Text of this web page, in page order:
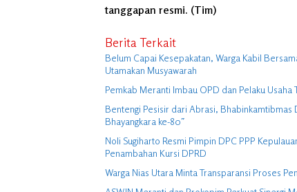
tanggapan resmi. (Tim)
Berita Terkait
Belum Capai Kesepakatan, Warga Kabil
Utamakan Musyawarah
Pemkab Meranti Imbau OPD dan Pelaku
Bentengi Pesisir dari Abrasi, Bhabinkamtibmas
Bhayangkara ke-80″
Noli Sugiharto Resmi Pimpin DPC PPP
Penambahan Kursi DPRD
Warga Nias Utara Minta Transparansi Proses